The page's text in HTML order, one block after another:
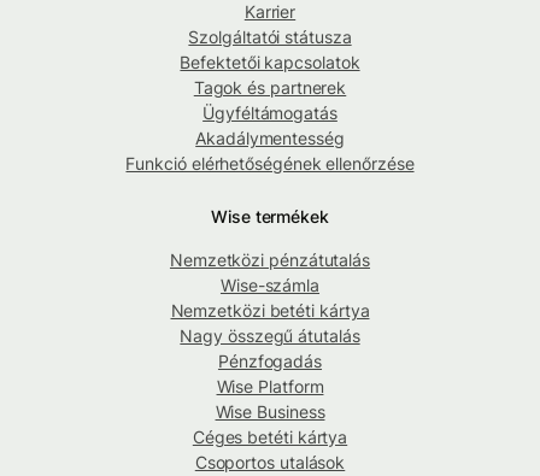
Karrier
Szolgáltatói státusza
Befektetői kapcsolatok
Tagok és partnerek
Ügyféltámogatás
Akadálymentesség
Funkció elérhetőségének ellenőrzése
Wise termékek
Nemzetközi pénzátutalás
Wise-számla
Nemzetközi betéti kártya
Nagy összegű átutalás
Pénzfogadás
Wise Platform
Wise Business
Céges betéti kártya
Csoportos utalások